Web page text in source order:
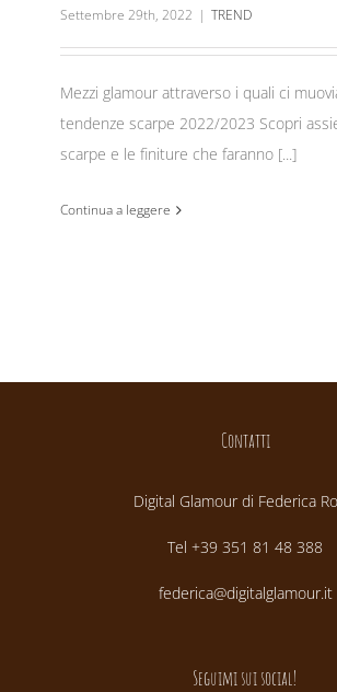
Settembre 29th, 2022 | TREND
Mezzi glamour attraverso i quali ci
tendenze scarpe 2022/2023 Scopri
scarpe e le finiture che faranno [...]
Continua a leggere
Contatti
Digital Glamour di Federica
Tel +39 351 81 48 388
federica@digitalglamour.it
Seguimi sui social!